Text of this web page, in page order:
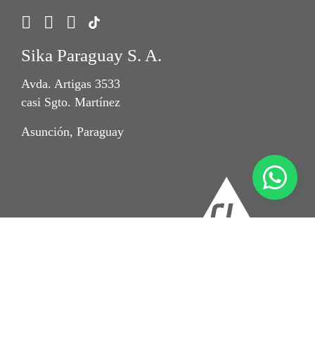
Sika Paraguay S. A.
Avda. Artigas 3533
casi Sgto. Martínez
Asunción, Paraguay